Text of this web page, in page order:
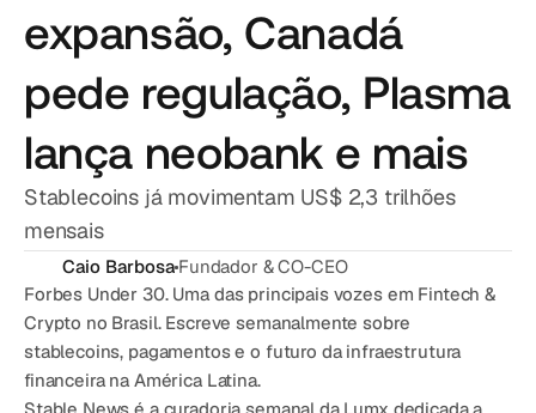
RECURSOS
CATEGORY
Solution Name
Solution Name
Solution Name
CATEGORY
Solution Name
Solution Name
expansão, Canadá
pede regulação, Plasma
lança neobank e mais
Stablecoins já movimentam US$ 2,3 trilhões
mensais
Caio Barbosa Fundador & CO-CEO
Forbes Under 30. Uma das principais vozes em Fintech &
Crypto no Brasil. Escreve semanalmente sobre
stablecoins, pagamentos e o futuro da infraestrutura
financeira na América Latina.